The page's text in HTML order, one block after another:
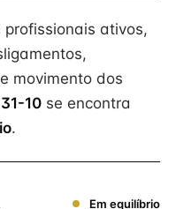
ativos,
movimento dos
10 se encontra
.
Em equilíbrio